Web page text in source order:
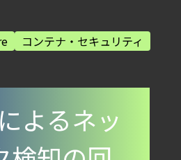
能の実装ガイド
威の状況を根本から変えた
面
グ】
コンテナ・セキュリティ
よるネッ